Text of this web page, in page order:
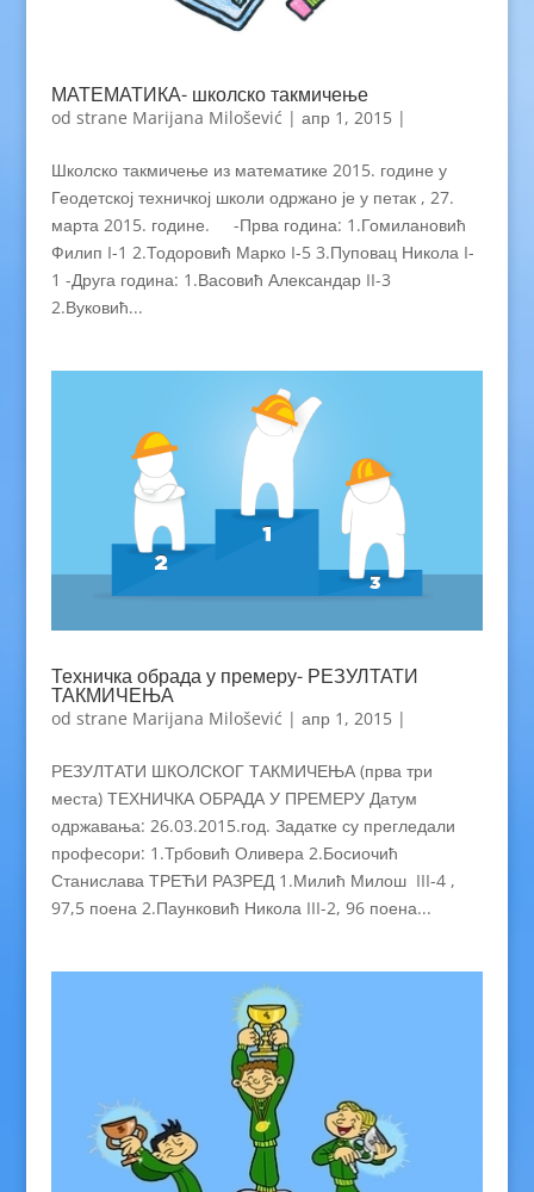
МАТЕМАТИКА- школско такмичење
od strane Marijana Milošević | апр 1, 2015|
Школско такмичење из математике 2015. године у
Геодетској техничкој школи одржано је у петак , 27.
марта 2015. године. -Прва година: 1.Гомилановић
Филип I-1 2.Тодоровић Марко I-5 3.Пуповац Никола I-
1 -Друга година: 1.Васовић Александар II-3
2.Вуковић...
Техничка обрада у премеру- РЕЗУЛТАТИ
ТАКМИЧЕЊА
od strane Marijana Milošević | апр 1, 2015|
РЕЗУЛТАТИ ШКОЛСКОГ ТАКМИЧЕЊА (прва три
места) ТЕХНИЧКА ОБРАДА У ПРЕМЕРУ Датум
одржавања: 26.03.2015.год. Задатке су прегледали
професори: 1.Трбовић Оливера 2.Босиочић
Станислава ТРЕЋИ РАЗРЕД 1.Милић Милош III-4 ,
97,5 поена 2.Паунковић Никола III-2, 96 поена...